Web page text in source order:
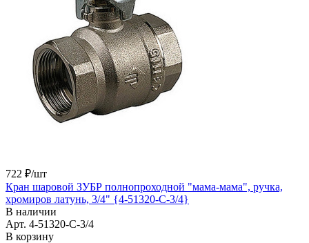
722 ₽/шт
Кран шаровой ЗУБР полнопроходной "мама-мама", ручка,
хромиров латунь, 3/4" {4-51320-C-3/4}
В наличии
Арт. 4-51320-C-3/4
В корзину